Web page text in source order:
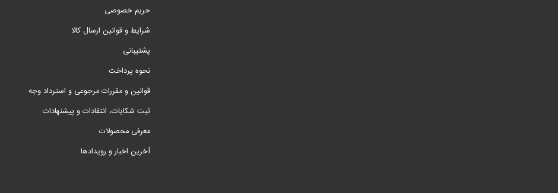
حریم خصوصی
شرایط و قوانین ارسال کالا
پشتیبانی
نحوه پرداخت
قوانین و مقررات مرجوعی و استرداد وجه
ثبت شکایات، انتقادات و پیشنهادات
معرفی محصولات
آخرین اخبار و رویدادها